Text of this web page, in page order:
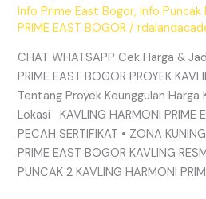
Info Prime East Bogor,Info Puncak
PRIME EAST BOGOR /
CHAT WHATSAPP Cek Harga &
PRIME EAST BOGOR PROYEK
Tentang Proyek Keunggulan Harga
Lokasi KAVLING HARMONI PRIME
PECAH SERTIFIKAT • ZONA
PRIME EAST BOGOR KAVLING
PUNCAK 2 KAVLING HARMONI